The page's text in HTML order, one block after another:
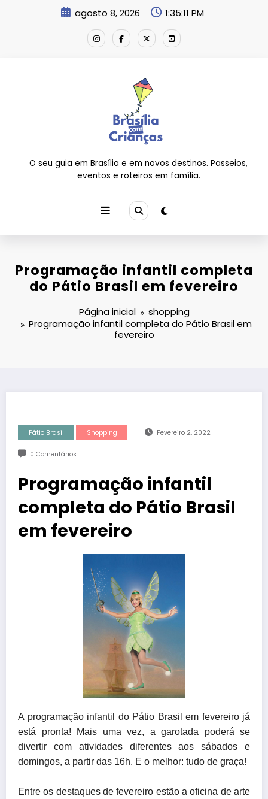
agosto 8, 2026 1:35:12 PM
O seu guia em Brasília e em novos destinos. Passeios,
eventos e roteiros em família.
Programação infantil completa
do Pátio Brasil em fevereiro
Página inicial
shopping
Programação infantil completa do Pátio Brasil em
fevereiro
Pátio Brasil Shopping Fevereiro 2, 2022
0 Comentários
Programação infantil
completa do Pátio Brasil
em fevereiro
A programação infantil do Pátio Brasil em fevereiro já
está pronta! Mais uma vez, a garotada poderá se
divertir com atividades diferentes aos sábados e
domingos, a partir das 16h. E o melhor: tudo de graça!
Entre os destaques de fevereiro estão a oficina de arte